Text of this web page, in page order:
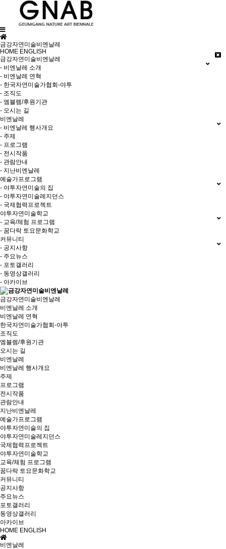
금강자연미술비엔날레
HOME ENGLISH
금강자연미술비엔날레
- 비엔날레 소개
- 비엔날레 연혁
- 한국자연미술가협회-야투
- 조직도
- 엠블렘/후원기관
- 오시는 길
비엔날레
- 비엔날레 행사개요
- 주제
- 프로그램
- 전시작품
- 관람안내
- 지난비엔날레
예술가프로그램
- 야투자연미술의 집
- 야투자연미술레지던스
- 국제협력프로젝트
야투자연미술학교
- 교육/체험 프로그램
- 꿈다락 토요문화학교
커뮤니티
- 공지사항
- 주요뉴스
- 포토갤러리
- 동영상갤러리
- 아카이브
금강자연미술비엔날레
비엔날레 소개
비엔날레 연혁
한국자연미술가협회-야투
조직도
엠블렘/후원기관
오시는 길
비엔날레
비엔날레 행사개요
주제
프로그램
전시작품
관람안내
지난비엔날레
예술가프로그램
야투자연미술의 집
야투자연미술레지던스
국제협력프로젝트
야투자연미술학교
교육/체험 프로그램
꿈다락 토요문화학교
커뮤니티
공지사항
주요뉴스
포토갤러리
동영상갤러리
아카이브
HOME ENGLISH
비엔날레